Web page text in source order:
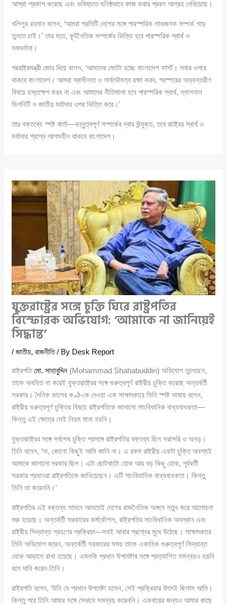
আস্থা প্রকাশ করেছে এবং ভবিষ্যতে ঘনিষ্ঠভাবে কাজ করার প্রবল আগ্রহ দেখিয়েছে।
খলিলুর রহমান বলেন, ‘আমরা প্রতিটি দেশের সঙ্গে পারস্পরিক লাভজনক সম্পর্ক গড়ে
তুলতে চাই।’ তার মতে, কূটনৈতিক সম্পর্কের ভিত্তি হবে পারস্পরিক স্বার্থ ও
সমমর্যাদা।
পররাষ্ট্রমন্ত্রী জোর দিয়ে বলেন, ‘আমাদের মোটো হচ্ছে বাংলাদেশ ফার্স্ট। সবার ওপরে
থাকবে বাংলাদেশ। আমরা স্বাধীনতা ও সার্বভৌমত্ব রক্ষা করব, পরস্পরের অভ্যন্তরীণ
বিষয়ে হস্তক্ষেপ করব না এবং আমাদের নীতিমালা হবে পারস্পরিক স্বার্থ, ন্যাশনাল
ডিগনিটি ও জাতীয় মর্যাদার ওপর ভিত্তি করে।’
তার বক্তব্যে স্পষ্ট বার্তা—বন্ধুত্বপূর্ণ সম্পর্কের দ্বার উন্মুক্ত, তবে রাষ্ট্রের স্বার্থ ও
মর্যাদার প্রশ্নে আপসহীন থাকবে বাংলাদেশ।
যুক্তরাষ্ট্রের সঙ্গে চুক্তি ঘিরে রাষ্ট্রপতির
বিস্ফোরক অভিযোগ: ‘আমাকে না জানিয়েই
সিদ্ধান্ত’
/জাতীয়,রাজনীতি/ By Desk Report
রাষ্ট্রপতিমো. সাহাবুদ্দিন (Mohammad Shahabuddin) অভিযোগ তুলেছেন,
তাকে অবহিত না করেই যুক্তরাষ্ট্রের সঙ্গে গুরুত্বপূর্ণ রাষ্ট্রীয় চুক্তি করেছে অন্তর্বর্তী
সরকার। দৈনিক কালের কণ্ঠ-কে দেওয়া এক সাক্ষাৎকারে তিনি স্পষ্ট ভাষায় বলেন,
রাষ্ট্রীয় গুরুত্বপূর্ণ চুক্তির বিষয়ে রাষ্ট্রপতিকে জানানো সাংবিধানিক বাধ্যবাধকতা—
কিন্তু এই ক্ষেত্রে সেই নিয়ম মানা হয়নি।
যুক্তরাষ্ট্রের সঙ্গে সর্বশেষ চুক্তি প্রসঙ্গে রাষ্ট্রপতির বক্তব্য ছিল সরাসরি ও অনড়।
তিনি বলেন, ‘না, কোনো কিছুই আমি জানি না। এ রকম রাষ্ট্রীয় একটা চুক্তি অবশ্যই
আমাকে জানানো দরকার ছিল। এটা ছোটখাটো হোক আর বড় কিছু হোক, পূর্ববর্তী
সরকার প্রধানরা রাষ্ট্রপতিকে জানিয়েছেন। এটি সাংবিধানিক বাধ্যবাধকতা। কিন্তু
তিনি তা করেননি।’
রাষ্ট্রপতির এই বক্তব্য সামনে আসতেই দেশের রাজনৈতিক অঙ্গনে নতুন করে আলোচনা
শুরু হয়েছে। অন্তর্বর্তী সরকারের কর্মকৌশল, রাষ্ট্রপতির সাংবিধানিক অবস্থান এবং
রাষ্ট্রীয় সিদ্ধান্ত গ্রহণের প্রক্রিয়া—সবই আবার প্রশ্নের মুখে উঠেছে। সাক্ষাৎকারে
তিনি অভিযোগ করেন, অন্তর্বর্তী সরকারের সময় তাকে একাধিক গুরুত্বপূর্ণ সিদ্ধান্ত
থেকে আড়ালে রাখা হয়েছে। এমনকি প্রধান উপদেষ্টার সঙ্গে প্রত্যাশিত সমন্বয়ও হয়নি
বলে দাবি করেন তিনি।
রাষ্ট্রপতি বলেন, ‘উনি যে প্রধান উপদেষ্টা হলেন, সেই প্রক্রিয়ার উৎসই ছিলাম আমি।
কিন্তু পরে তিনি আমার সঙ্গে সেভাবে সমন্বয় করেননি। একবারের জন্যও আমার কাছে